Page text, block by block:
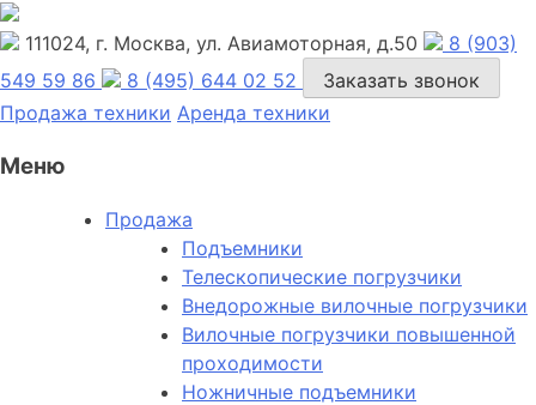
111024, г. Москва, ул. Авиамоторная, д.50
8 (903)
549 59 86
8 (495) 644 02 52
Заказать звонок
Продажа техники Аренда техники
Меню
Продажа
Подъемники
Телескопические погрузчики
Внедорожные вилочные погрузчики
Вилочные погрузчики повышенной
проходимости
Ножничные подъемники